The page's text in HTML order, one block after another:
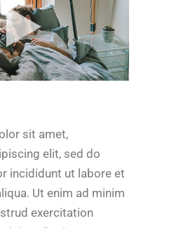
sit amet,
elit, sed do
incididunt ut labore et
Ut enim ad minim
exercitation